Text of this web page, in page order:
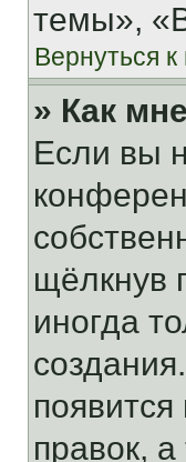
темы»,
Вернуться к
» Как
Если вы
щёлкнув
иногда
правок,